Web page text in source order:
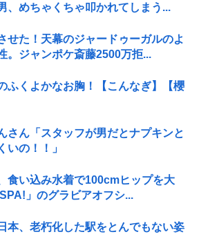
、めちゃくちゃ叩かれてしまう...
せた！天幕のジャードゥーガルのよ
。ジャンポケ斎藤2500万拒...
ふくよかなお胸！【こんなぎ】【櫻
さん「スタッフが男だとナプキンと
いの！！」
食い込み水着で100cmヒップを大
」のグラビアオフシ...
本、老朽化した駅をとんでもない姿